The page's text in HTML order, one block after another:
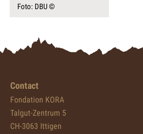
Foto: DBU ©
Contact
Fondation KORA
Talgut-Zentrum 5
CH-3063 Ittigen